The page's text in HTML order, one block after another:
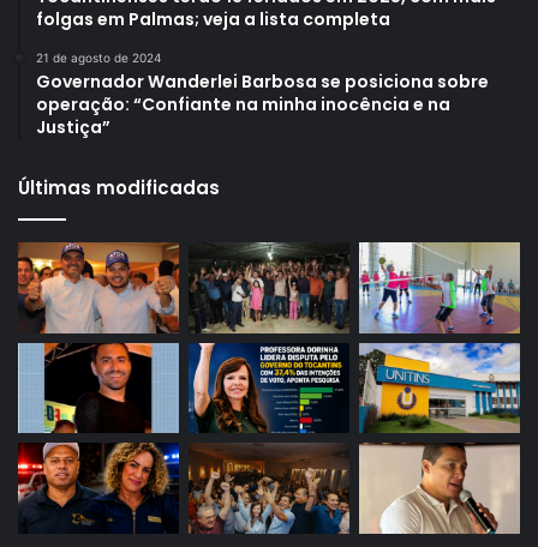
folgas em Palmas; veja a lista completa
21 de agosto de 2024
Governador Wanderlei Barbosa se posiciona sobre
operação: “Confiante na minha inocência e na
Justiça”
Últimas modificadas